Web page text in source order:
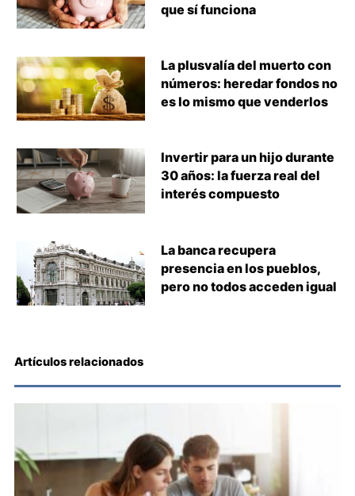
que sí funciona
La plusvalía del muerto con
números: heredar fondos no
es lo mismo que venderlos
Invertir para un hijo durante
30 años: la fuerza real del
interés compuesto
La banca recupera
presencia en los pueblos,
pero no todos acceden igual
Artículos relacionados